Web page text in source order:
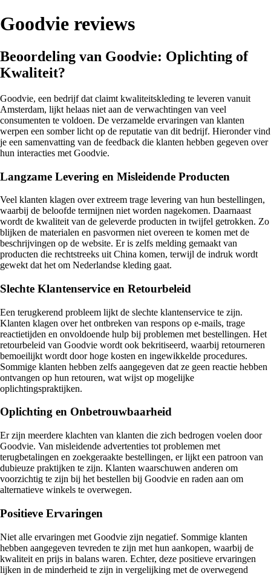
Goodvie reviews
Beoordeling van Goodvie: Oplichting of
Kwaliteit?
Goodvie, een bedrijf dat claimt kwaliteitskleding te leveren vanuit
Amsterdam, lijkt helaas niet aan de verwachtingen van veel
consumenten te voldoen. De verzamelde ervaringen van klanten
werpen een somber licht op de reputatie van dit bedrijf. Hieronder vind
je een samenvatting van de feedback die klanten hebben gegeven over
hun interacties met Goodvie.
Langzame Levering en Misleidende Producten
Veel klanten klagen over extreem trage levering van hun bestellingen,
waarbij de beloofde termijnen niet worden nagekomen. Daarnaast
wordt de kwaliteit van de geleverde producten in twijfel getrokken. Zo
blijken de materialen en pasvormen niet overeen te komen met de
beschrijvingen op de website. Er is zelfs melding gemaakt van
producten die rechtstreeks uit China komen, terwijl de indruk wordt
gewekt dat het om Nederlandse kleding gaat.
Slechte Klantenservice en Retourbeleid
Een terugkerend probleem lijkt de slechte klantenservice te zijn.
Klanten klagen over het ontbreken van respons op e-mails, trage
reactietijden en onvoldoende hulp bij problemen met bestellingen. Het
retourbeleid van Goodvie wordt ook bekritiseerd, waarbij retourneren
bemoeilijkt wordt door hoge kosten en ingewikkelde procedures.
Sommige klanten hebben zelfs aangegeven dat ze geen reactie hebben
ontvangen op hun retouren, wat wijst op mogelijke
oplichtingspraktijken.
Oplichting en Onbetrouwbaarheid
Er zijn meerdere klachten van klanten die zich bedrogen voelen door
Goodvie. Van misleidende advertenties tot problemen met
terugbetalingen en zoekgeraakte bestellingen, er lijkt een patroon van
dubieuze praktijken te zijn. Klanten waarschuwen anderen om
voorzichtig te zijn bij het bestellen bij Goodvie en raden aan om
alternatieve winkels te overwegen.
Positieve Ervaringen
Niet alle ervaringen met Goodvie zijn negatief. Sommige klanten
hebben aangegeven tevreden te zijn met hun aankopen, waarbij de
kwaliteit en prijs in balans waren. Echter, deze positieve ervaringen
lijken in de minderheid te zijn in vergelijking met de overwegend